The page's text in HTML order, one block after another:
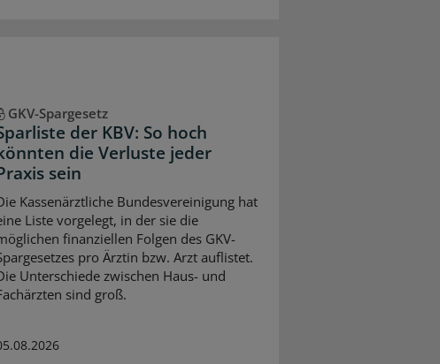
GKV-Spargesetz
der KBV: So hoch
die Verluste jeder
sein
Kassenärztliche Bundesvereinigung hat
Liste vorgelegt, in der sie die
finanziellen Folgen des GKV-
pro Ärztin bzw. Arzt auflistet.
Unterschiede zwischen Haus- und
sind groß.